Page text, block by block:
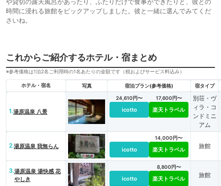
時間に浸れる旅館をピックアップしました。彼と一緒に選んでみてくだ
さいね。
これからご紹介するホテル・宿まとめ
※参考価格は1泊2名ご利用時の1名あたりの金額です（税およびサービス料込み）
ホテル・宿名 写真 宿泊プラン(参考価格) 宿タイプ
1.湯原温泉 八景
24,610円〜
icotto
17,600円〜
楽天トラベル
別荘・ヴ
ィラ・コ
ンドミニ
アム
2.湯原温泉 我無らん icotto
14,000円〜
楽天トラベル 旅館
3.湯原温泉 湯快感 花
やしき
icotto
8,800円〜
楽天トラベル 旅館